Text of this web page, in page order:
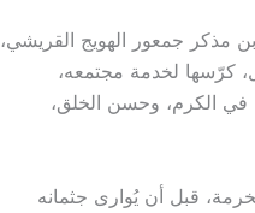
مذكر جمعور الهويج القريشي،
كرّسها لخدمة مجتمعه،
في الكرم، وحسن الخلق،
قبل أن يُوارى جثمانه